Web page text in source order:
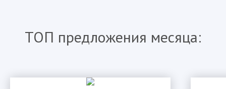
ТОП предложения месяца: